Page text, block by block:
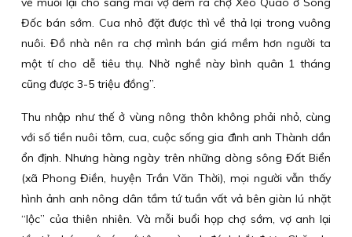
Đốc bán sớm. Cua nhỏ đặt được thì về thả lại trong vuông
nuôi. Đồ nhà nên ra chợ mình bán giá mềm hơn người ta
một tí cho dễ tiêu thụ. Nhờ nghề này bình quân 1 tháng
cũng được 3-5 triệu đồng”.
Thu nhập như thế ở vùng nông thôn không phải nhỏ, cùng
với số tiền nuôi tôm, cua, cuộc sống gia đình anh Thành dần
ổn định. Nhưng hàng ngày trên những dòng sông Đất Biển
(xã Phong Điền, huyện Trần Văn Thời), mọi người vẫn thấy
hình ảnh anh nông dân tầm tứ tuần vất vả bên giàn lú nhặt
“lộc” của thiên nhiên. Và mỗi buổi họp chợ sớm, vợ anh lại